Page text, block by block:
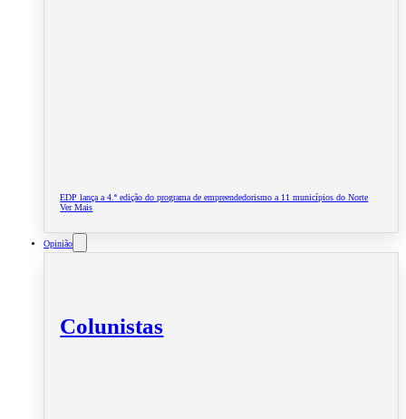
EDP lança a 4.ª edição do programa de empreendedorismo a 11 municípios do Norte
Ver Mais
Opinião
Colunistas